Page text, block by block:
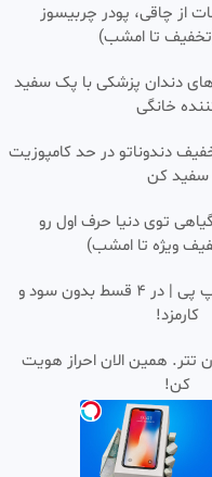
ورزشی/بدنسازی۶۶/فیتنس/
تمرین/پروش اندام
کننده فرامرز عزیزی
بود؟!
گوشی سروش ستوده
15 دقیقه تمرین تا نابودی زیر
/ورزش درخانه/فیتنس
/بدنسازی
از چاقی، پودر چربیسوز
تا امشب)
دندان پزشکی با پک سفید
خانگی
ویژه! با 40٪تخفیف دندوناتو در حد کامپوزیت
سفید کن
توی دنیا حرف اول رو
ویژه تا امشب)
خرید موبایل با اسنپ پی | در ۴ قسط بدون سود و
کارمزد!
آبان تتر. همین الان احراز هویت
کن!